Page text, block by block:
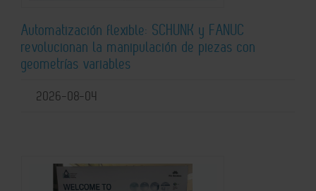
Automatización flexible: SCHUNK y FANUC
revolucionan la manipulación de piezas con
geometrías variables
2026-08-04